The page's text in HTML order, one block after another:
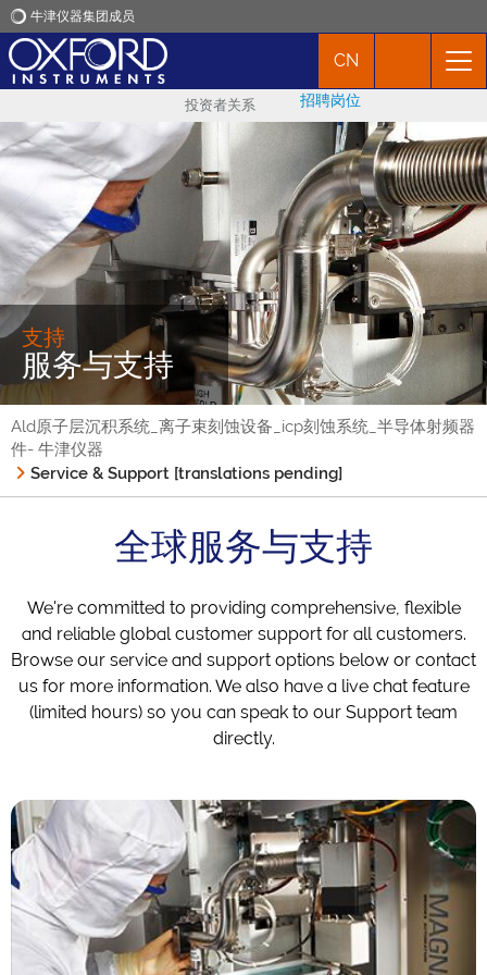
牛津仪器集团成员
应用
新闻
市场活动
联络我们
CN
投资者关系 招聘岗位
支持
服务与支持
Ald原子层沉积系统_离子束刻蚀设备_icp刻蚀系统_半导体射频器
件- 牛津仪器
Service & Support [translations pending]
全球服务与支持
We're committed to providing comprehensive, flexible
and reliable global customer support for all customers.
Browse our service and support options below or contact
us for more information. We also have a live chat feature
(limited hours) so you can speak to our Support team
directly.